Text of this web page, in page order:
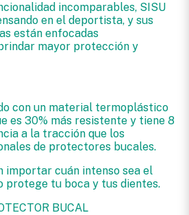
incomparables, SISU
en el deportista, y sus
están enfocadas
mayor protección y
con un material termoplástico
es 30% más resistente y tiene 8
a la tracción que los
de protectores bucales.
importar cuán intenso sea el
protege tu boca y tus dientes.
BUCAL